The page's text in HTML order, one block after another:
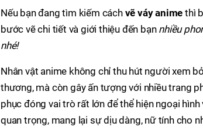
Nếu bạn đang tìm kiếm cách vẽ váy anime thì
bước vẽ chi tiết và giới thiệu đến bạn nhiều
nhé!
Nhân vật anime không chỉ thu hút người xem
thương, mà còn gây ấn tượng với nhiều trang
phục đóng vai trò rất lớn để thể hiện ngoại
quan trọng, mang lại sự dịu dàng, nữ tính cho